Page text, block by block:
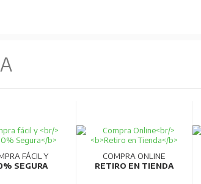
FÁCIL Y
SEGURA
COMPRA ONLINE
RETIRO EN TIENDA